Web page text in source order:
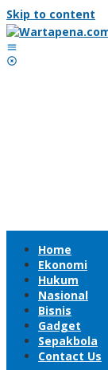
Skip to content
Home
Ekonomi
Hukum
Nasional
Bisnis
Gadget
Sepakbola
Contact Us